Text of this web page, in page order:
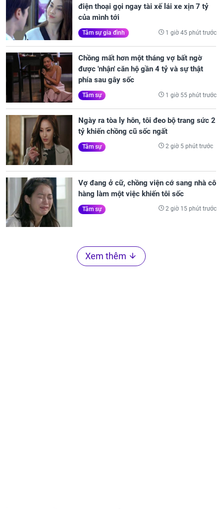
điện thoại gọi ngay tài xế lái xe xịn 7 tỷ
của mình tới
Tâm sự gia đình 1 giờ 45 phút trước
Chồng mất hơn một tháng vợ bất ngờ
được 'nhận' căn hộ gần 4 tỷ và sự thật
phía sau gây sốc
Tâm sự 1 giờ 55 phút trước
Ngày ra tòa ly hôn, tôi đeo bộ trang sức 2
tỷ khiến chồng cũ sốc ngất
Tâm sự 2 giờ 5 phút trước
Vợ đang ở cữ, chồng viện cớ sang nhà cô
hàng làm một việc khiến tôi sốc
Tâm sự 2 giờ 15 phút trước
Xem thêm